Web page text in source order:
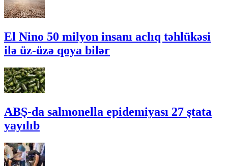
El Nino 50 milyon insanı aclıq təhlükəsi
ilə üz-üzə qoya bilər
ABŞ-da salmonella epidemiyası 27 ştata
yayılıb